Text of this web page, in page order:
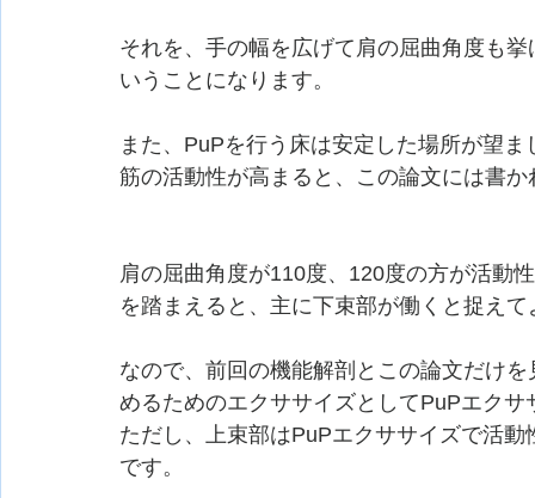
それを、手の幅を広げて肩の屈曲角度も
いうことになります。
また、PuPを行う床は安定した場所が望
筋の活動性が高まると、この論文には書か
肩の屈曲角度が110度、120度の方が活動
を踏まえると、主に下束部が働くと捉え
なので、前回の機能解剖とこの論文だけ
めるためのエクササイズとしてPuPエク
ただし、上束部はPuPエクササイズで活
です。